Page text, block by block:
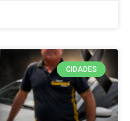
CIDADES